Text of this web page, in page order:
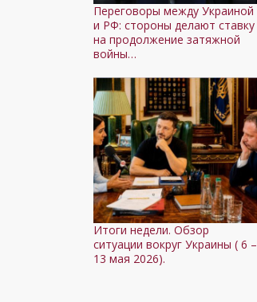
Переговоры между Украиной
и РФ: стороны делают ставку
на продолжение затяжной
войны…
Итоги недели. Обзор
ситуации вокруг Украины ( 6 –
13 мая 2026).